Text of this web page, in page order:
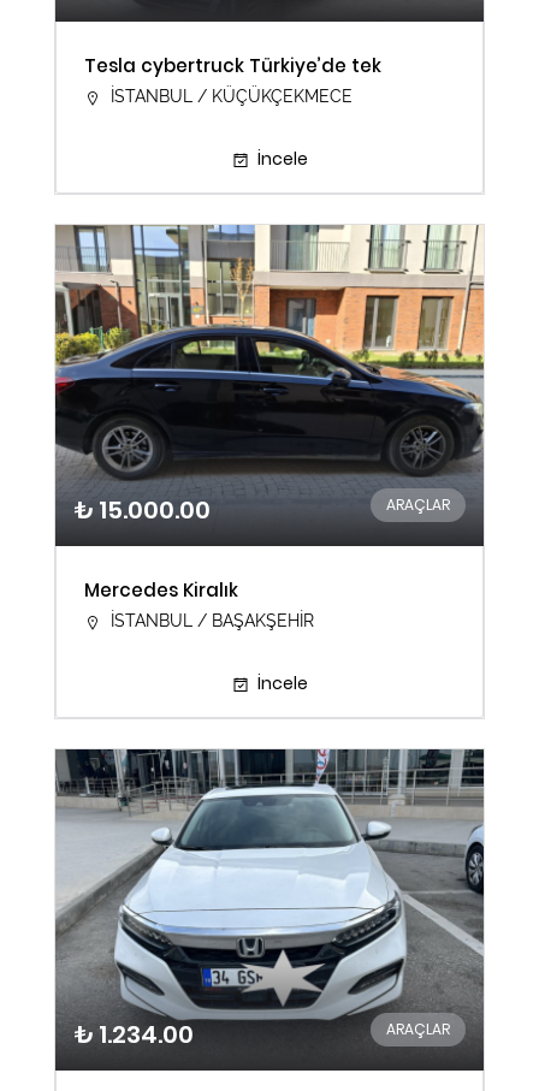
Tesla cybertruck Türkiye’de tek
İSTANBUL / KÜÇÜKÇEKMECE
İncele
₺ 15.000.00 ARAÇLAR
Mercedes Kiralık
İSTANBUL / BAŞAKŞEHİR
İncele
₺ 1.234.00 ARAÇLAR